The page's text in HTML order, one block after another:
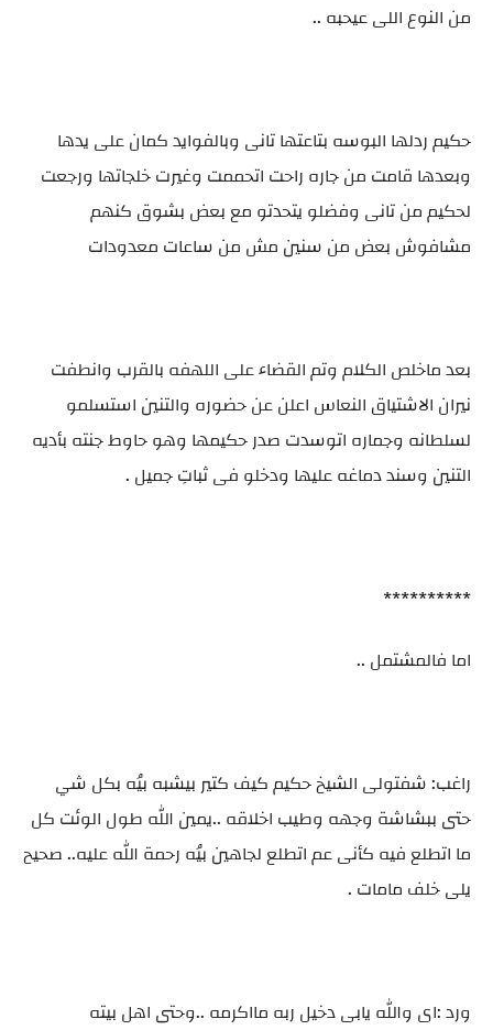
من النوع اللى عيحبه ..
حكيم ردلها البوسه بتاعتها تانى وبالفوايد كمان على يدها
وبعدها قامت من جاره راحت اتحممت وغيرت خلجاتها ورجعت
لحكيم من تانى وفضلو يتحدتو مع بعض بشوق كنهم
مشافوش بعض من سنين مش من ساعات معدودات
بعد ماخلص الكلام وتم القضاء على اللهفه بالقرب وانطفت
نيران الاشتياق النعاس اعلن عن حضوره والتنين استسلمو
لسلطانه وجماره اتوسدت صدر حكيمها وهو حاوط جنته بأديه
التنين وسند دماغه عليها ودخلو فى ثباتِ جميل .
**********
اما فالمشتمل ..
راغب: شفتولى الشيخ حكيم كيف كتير بيشبه بيُه بكل شي
حتى ببشاشة وجهه وطيب اخلاقه ..يمين الله طول الوئت كل
ما اتطلع فيه كأنى عم اتطلع لجاهين بيُه رحمة الله عليه.. صحيح
يلى خلف مامات .
ورد :اى والله يابى دخيل ربه مااكرمه ..وحتى اهل بيته